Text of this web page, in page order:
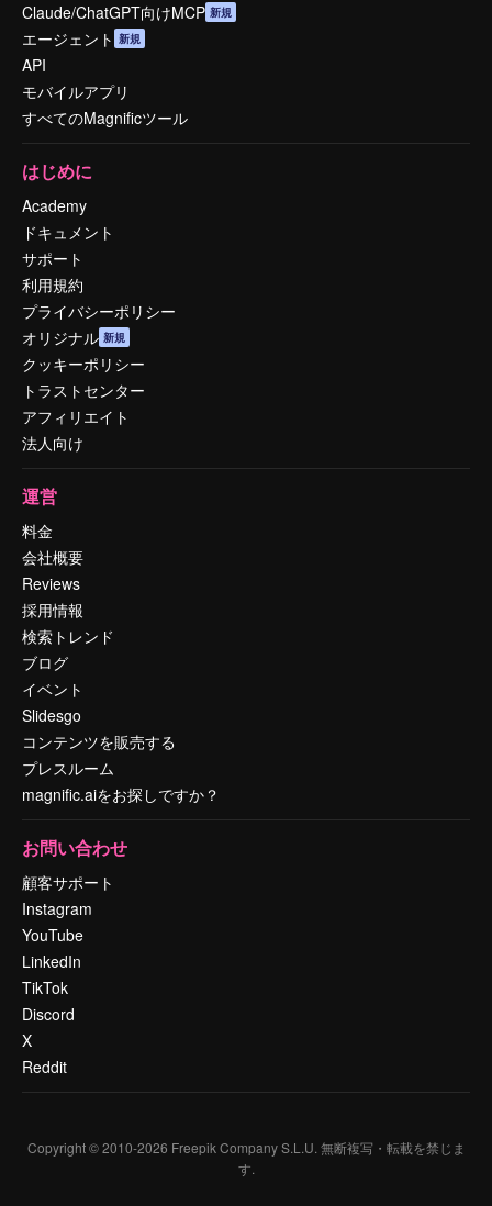
Claude/ChatGPT向けMCP 新規
エージェント 新規
API
モバイルアプリ
すべてのMagnificツール
はじめに
Academy
ドキュメント
サポート
利用規約
プライバシーポリシー
オリジナル 新規
クッキーポリシー
トラストセンター
アフィリエイト
法人向け
運営
料金
会社概要
Reviews
採用情報
検索トレンド
ブログ
イベント
Slidesgo
コンテンツを販売する
プレスルーム
magnific.aiをお探しですか？
お問い合わせ
顧客サポート
Instagram
YouTube
LinkedIn
TikTok
Discord
X
Reddit
Copyright © 2010-2026 Freepik Company S.L.U. 無断複写・転載を禁じま
す.